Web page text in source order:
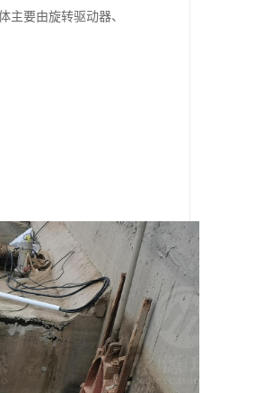
主要由旋转驱动器、